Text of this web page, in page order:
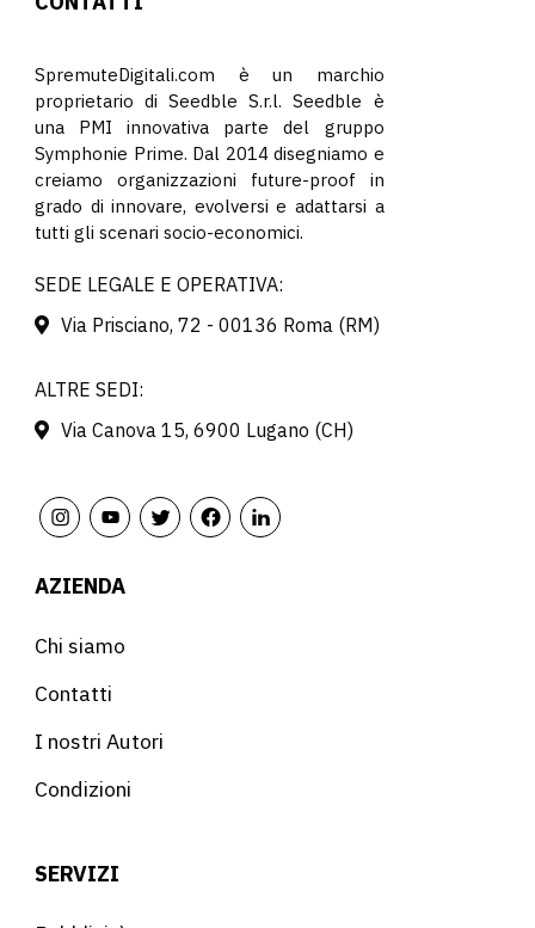
SpremuteDigitali.com è un marchio
proprietario di Seedble S.r.l. Seedble è
una PMI innovativa parte del gruppo
Symphonie Prime. Dal 2014 disegniamo e
creiamo organizzazioni future-proof in
grado di innovare, evolversi e adattarsi a
tutti gli scenari socio-economici.
SEDE LEGALE E OPERATIVA:
Via Prisciano, 72 - 00136 Roma (RM)
ALTRE SEDI:
Via Canova 15, 6900 Lugano (CH)
AZIENDA
Chi siamo
Contatti
I nostri Autori
Condizioni
SERVIZI